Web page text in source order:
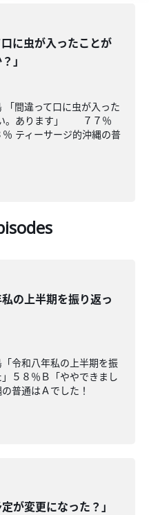
口に虫が入ったことが
」
「間違って口に虫が入った
い。あります」 ７７％
ティーサージ的沖縄の普
私の上半期を振り返っ
令和八年私の上半期を振
５８％Ｂ「ややできまし
普通はＡでした！
定が変更になった？」